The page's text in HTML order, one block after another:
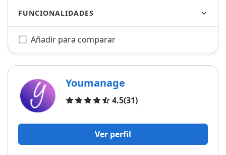
FUNCIONALIDADES
Añadir para comparar
Youmanage
4.5(31)
Opiniones
Ver perfil